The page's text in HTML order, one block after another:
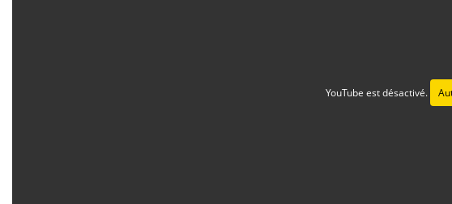
YouTube est désactivé.